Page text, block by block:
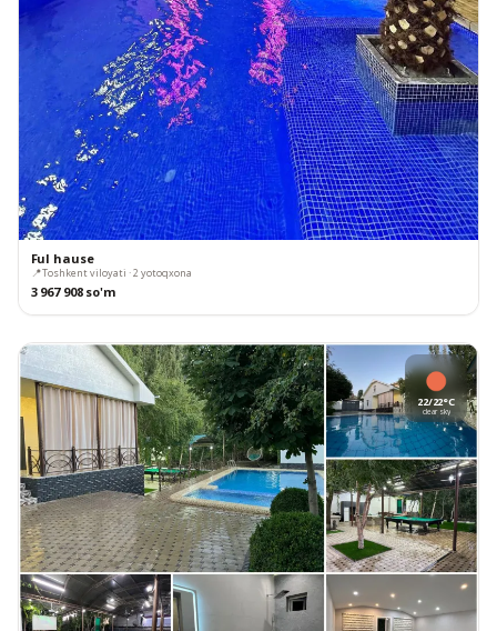
Ful hause
📍Toshkent viloyati · 2 yotoqxona
3 967 908 so'm
22/22°C
clear sky